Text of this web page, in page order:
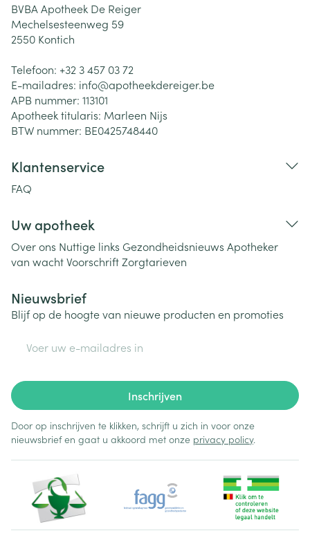
BVBA Apotheek De Reiger
Mechelsesteenweg 59
2550 Kontich
Telefoon: +32 3 457 03 72
E-mailadres: info@apotheekdereiger.be
APB nummer: 113101
Apotheek titularis: Marleen Nijs
BTW nummer: BE0425748440
Klantenservice
FAQ
Uw apotheek
Over ons Nuttige links Gezondheidsnieuws Apotheker
van wachtVoorschriftZorgtarieven
Nieuwsbrief
Blijf op de hoogte van nieuwe producten en promoties
Inschrijven
Door op inschrijven te klikken, schrijft u zich in voor onze
nieuwsbrief en gaat u akkoord met onze privacy policy.